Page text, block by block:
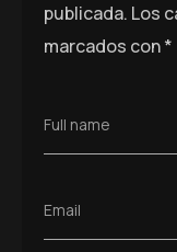
publicada. Los
marcados con*
Full name
Email